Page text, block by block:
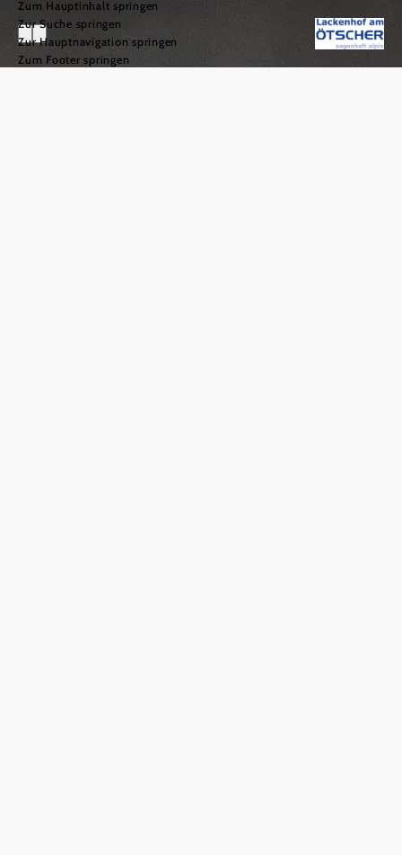
Zum Hauptinhalt springen
Zur Suche springen
Zur Hauptnavigation springen
Zum Footer springen